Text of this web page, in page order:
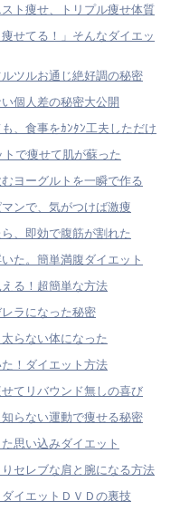
ト痩せ、トリプル痩せ体質
せてる！」そんなダイエッ
ツルお通じ絶好調の秘密
個人差の秘密大公開
、食事をｶﾝﾀﾝ工夫しただけ
で痩せて肌が蘇った
ヨーグルトを一瞬で作る
ンで、気がつけば激痩
、即効で腹筋が割れた
た。簡単満腹ダイエット
る！超簡単な方法
ラになった秘密
らない体になった
！ダイエット方法
てリバウンド無しの喜び
らない運動で痩せる秘密
思い込みダイエット
セレブな肩と腕になる方法
イエットＤＶＤの裏技